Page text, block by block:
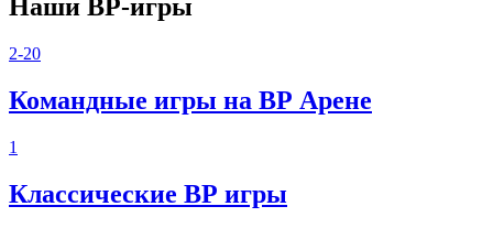
Наши ВР-игры
2-20
Командные игры на ВР Арене
1
Классические ВР игры